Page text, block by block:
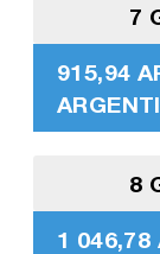
7
915,94
8
1 046,78